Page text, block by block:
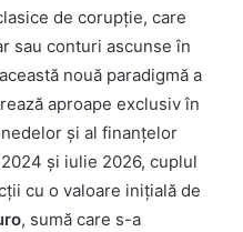
de corupție, care
sau conturi ascunse în
nouă paradigmă a
aproape exclusiv în
și al finanțelor
și iulie 2026, cuplul
cu o valoare inițială de
, sumă care s-a